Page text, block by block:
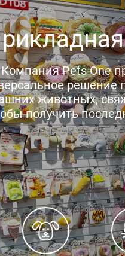
Компания Pets One
решение
животных,
получить